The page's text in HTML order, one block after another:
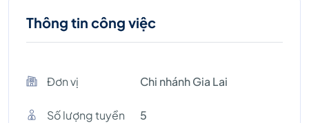
Thông tin công việc
Đơn vị Chi nhánh Gia Lai
Số lượng tuyền 5